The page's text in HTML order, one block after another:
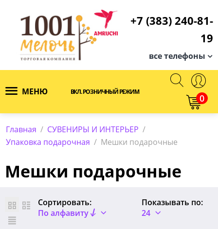
+7 (383) 240-81-
19
все телефоны
МЕНЮ ВКЛ. РОЗНИЧНЫЙ РЕЖИМ
0
Главная / СУВЕНИРЫ И ИНТЕРЬЕР /
Упаковка подарочная / Мешки подарочные
Мешки подарочные
Сортировать:
По алфавиту
Показывать по:
24